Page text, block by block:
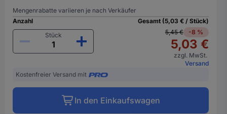
Mengenrabatte variieren je nach Verkäufer
Anzahl
Stück
Gesamt (5,03 € / Stück)
5,45 €
-8 %
5,03 €
zzgl. MwSt.
Versand
Kostenfreier Versand mit
In den Einkaufswagen